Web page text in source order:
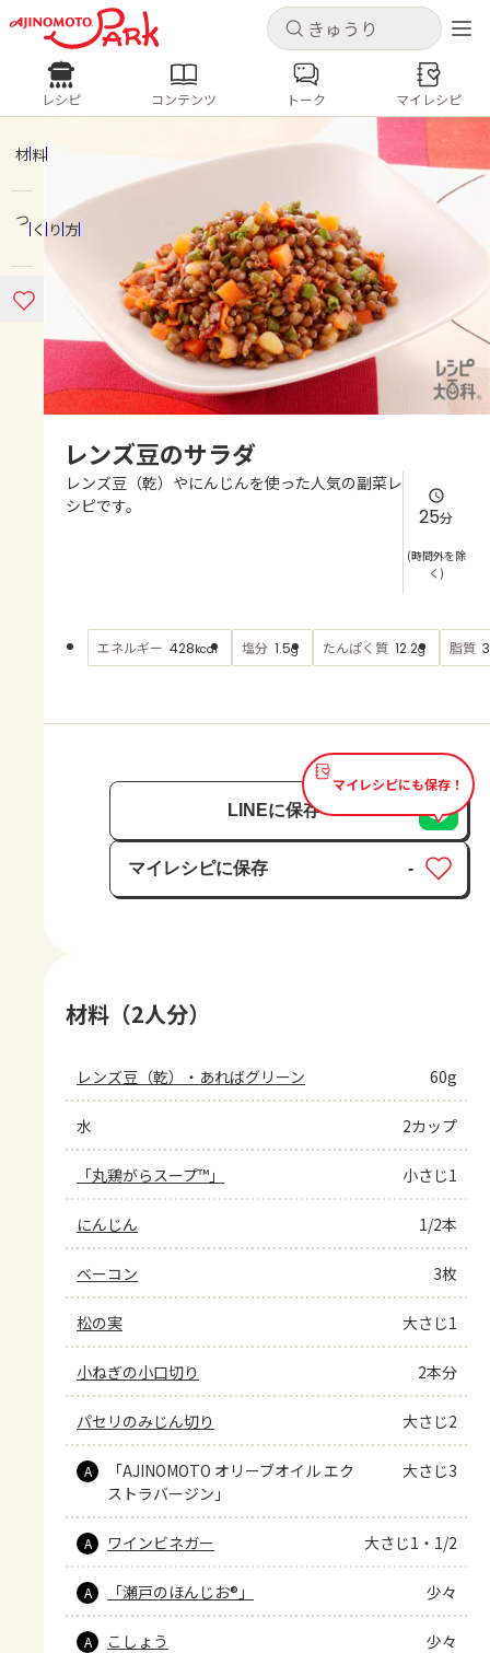
キャンセル
ログインするとレシピを保存できます
ホーム
コンテンツ
レシピ
トーク
よくあるお問い合わせ
キャンセル
レシピ コンテンツ
人気の食材・レシピ
なす トマト
とうもろこし
ピーマン
みょうが ゴーヤ
レシピ コンテンツ トーク マイレシピ
材料
つくり方
レンズ豆のサラダ
レンズ豆（乾）やにんじんを使った人気の副菜レ
シピです。
25分
(時間外を除
く)
エネルギー 428kcal 塩分 1.5g たんぱく質 12.2g 脂質
マイレシピにも保存！
LINEに保存
マイレシピに保存
保存済み
-
材料（2人分）
レンズ豆（乾）・あればグリーン 60g
水 2カップ
「丸鶏がらスープ™」 小さじ1
にんじん 1/2本
ベーコン 3枚
松の実 大さじ1
小ねぎの小口切り 2本分
パセリのみじん切り 大さじ2
A
「AJINOMOTO オリーブオイル エク
ストラバージン」
大さじ3
A ワインビネガー 大さじ1・1/2
A 「瀬戸のほんじお®」 少々
A こしょう 少々